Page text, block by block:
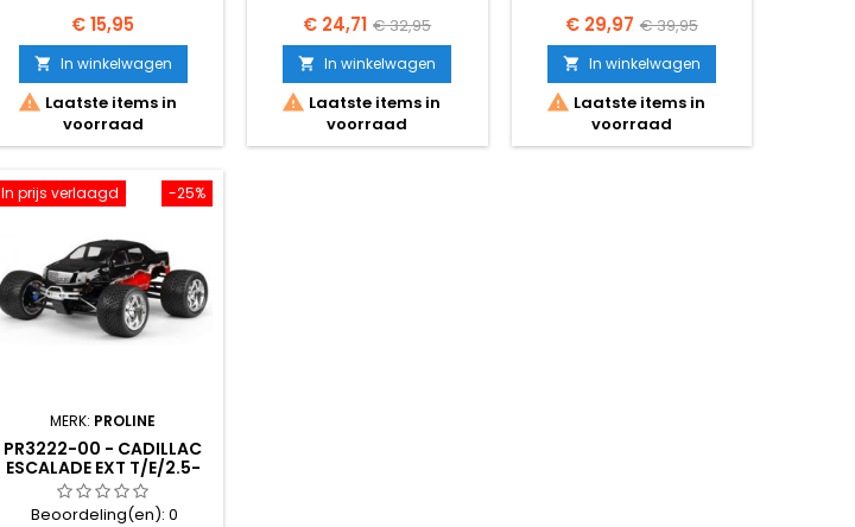
Prijs
€ 15,95
 In winkelwagen
 Laatste items in
voorraad
Prijs
€ 24,71 Normale
prijs
€ 32,95
 In winkelwagen
 Laatste items in
voorraad
Prijs
€ 29,97 Normale
prijs
€ 39,95
 In winkelwagen
 Laatste items in
voorraad
-25%
In prijs verlaagd
MERK: PROLINE
PR3222-00 - CADILLAC
ESCALADE EXT T/E/2.5-
MAXX÷, REVO÷, SAVA
Beoordeling(en): 0